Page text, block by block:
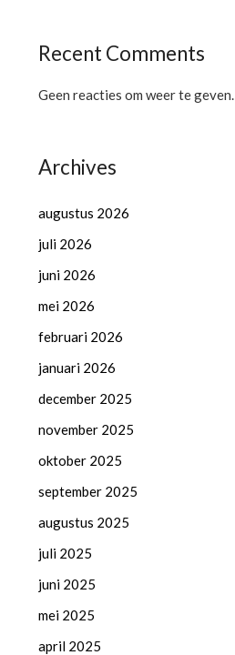
Recent Comments
Geen reacties om weer te geven.
Archives
augustus 2026
juli 2026
juni 2026
mei 2026
februari 2026
januari 2026
december 2025
november 2025
oktober 2025
september 2025
augustus 2025
juli 2025
juni 2025
mei 2025
april 2025